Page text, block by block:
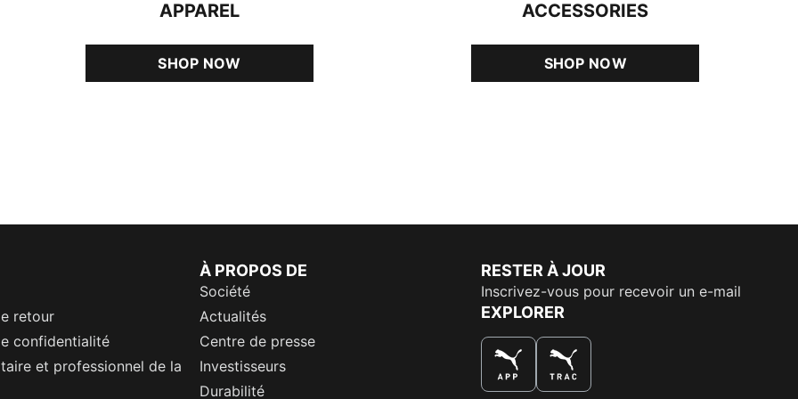
APPAREL
SHOP NOW
ACCESSORIES
SHOP NOW
retour
confidentialité
et professionnel de la
À PROPOS DE
Société
Actualités
Centre de presse
Investisseurs
Durabilité
RESTER À JOUR
Inscrivez-vous pour recevoir un e-mail
EXPLORER